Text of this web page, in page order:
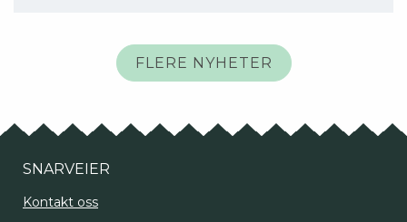
FLERE NYHETER
SNARVEIER
Kontakt oss